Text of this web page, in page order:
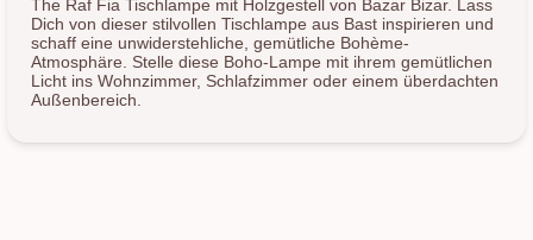
The Raf Fia Tischlampe mit Holzgestell von Bazar Bizar. Lass
Dich von dieser stilvollen Tischlampe aus Bast inspirieren und
schaff eine unwiderstehliche, gemütliche Bohème-
Atmosphäre. Stelle diese Boho-Lampe mit ihrem gemütlichen
Licht ins Wohnzimmer, Schlafzimmer oder einem überdachten
Außenbereich.